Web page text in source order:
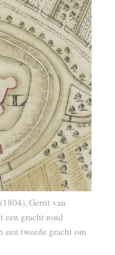
Gerrit van
een gracht rond
een tweede gracht om